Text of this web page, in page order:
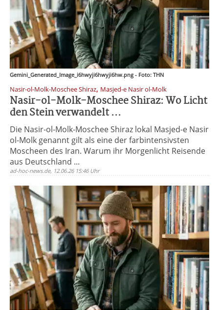
Gemini_Generated_Image_i6hwyji6hwyji6hw.png - Foto: THN
Nasir-ol-Molk-Moschee Shiraz, Masjed-e Nasir ol-Molk
Nasir-ol-Molk-Moschee Shiraz: Wo Licht
den Stein verwandelt ...
Die Nasir-ol-Molk-Moschee Shiraz lokal Masjed-e Nasir
ol-Molk genannt gilt als eine der farbintensivsten
Moscheen des Iran. Warum ihr Morgenlicht Reisende
aus Deutschland ...
ad-hoc-news.de, 12.06.26 15:46 Uhr